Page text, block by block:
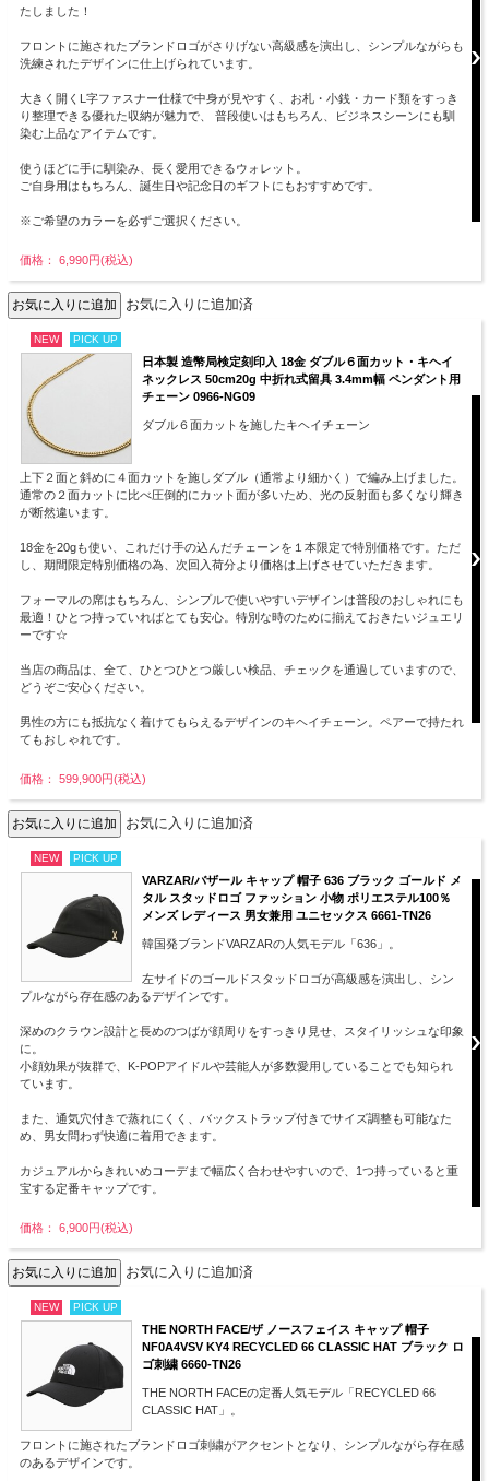
たしました！
フロントに施されたブランドロゴがさりげない高級感を演出し、シンプルながらも
洗練されたデザインに仕上げられています。
大きく開くL字ファスナー仕様で中身が見やすく、お札・小銭・カード類をすっき
り整理できる優れた収納が魅力で、 普段使いはもちろん、ビジネスシーンにも馴
染む上品なアイテムです。
使うほどに手に馴染み、長く愛用できるウォレット。
ご自身用はもちろん、誕生日や記念日のギフトにもおすすめです。
※ご希望のカラーを必ずご選択ください。
価格： 6,990円(税込)
お気に入りに追加済
NEW PICK UP
日本製 造幣局検定刻印入 18金 ダブル６面カット・キヘイ
ネックレス 50cm20g 中折れ式留具 3.4mm幅 ペンダント用
チェーン 0966-NG09
ダブル６面カットを施したキヘイチェーン
上下２面と斜めに４面カットを施しダブル（通常より細かく）で編み上げました。
通常の２面カットに比べ圧倒的にカット面が多いため、光の反射面も多くなり輝き
が断然違います。
18金を20gも使い、これだけ手の込んだチェーンを１本限定で特別価格です。ただ
し、期間限定特別価格の為、次回入荷分より価格は上げさせていただきます。
フォーマルの席はもちろん、シンプルで使いやすいデザインは普段のおしゃれにも
最適！ひとつ持っていればとても安心。特別な時のために揃えておきたいジュエリ
ーです☆
当店の商品は、全て、ひとつひとつ厳しい検品、チェックを通過していますので、
どうぞご安心ください。
男性の方にも抵抗なく着けてもらえるデザインのキヘイチェーン。ペアーで持たれ
てもおしゃれです。
価格： 599,900円(税込)
お気に入りに追加済
NEW PICK UP
VARZAR/バザール キャップ 帽子 636 ブラック ゴールド メ
タル スタッドロゴ ファッション 小物 ポリエステル100％
メンズ レディース 男女兼用 ユニセックス 6661-TN26
韓国発ブランドVARZARの人気モデル「636」。
左サイドのゴールドスタッドロゴが高級感を演出し、シン
プルながら存在感のあるデザインです。
深めのクラウン設計と長めのつばが顔周りをすっきり見せ、スタイリッシュな印象
に。
小顔効果が抜群で、K-POPアイドルや芸能人が多数愛用していることでも知られ
ています。
また、通気穴付きで蒸れにくく、バックストラップ付きでサイズ調整も可能なた
め、男女問わず快適に着用できます。
カジュアルからきれいめコーデまで幅広く合わせやすいので、1つ持っていると重
宝する定番キャップです。
価格： 6,900円(税込)
お気に入りに追加済
NEW PICK UP
THE NORTH FACE/ザ ノースフェイス キャップ 帽子
NF0A4VSV KY4 RECYCLED 66 CLASSIC HAT ブラック ロ
ゴ刺繍 6660-TN26
THE NORTH FACEの定番人気モデル「RECYCLED 66
CLASSIC HAT」。
フロントに施されたブランドロゴ刺繍がアクセントとなり、シンプルながら存在感
のあるデザインです。